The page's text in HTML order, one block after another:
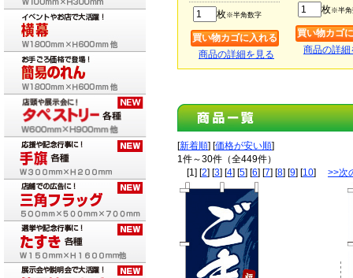
枚※半角数字
商品の詳細を見る
枚※半角
商品の詳細
[新着順] [価格が安い順]
1件～30件（全449件）
[1] [2] [3] [4] [5] [6] [7] [8] [9] [10] >>次